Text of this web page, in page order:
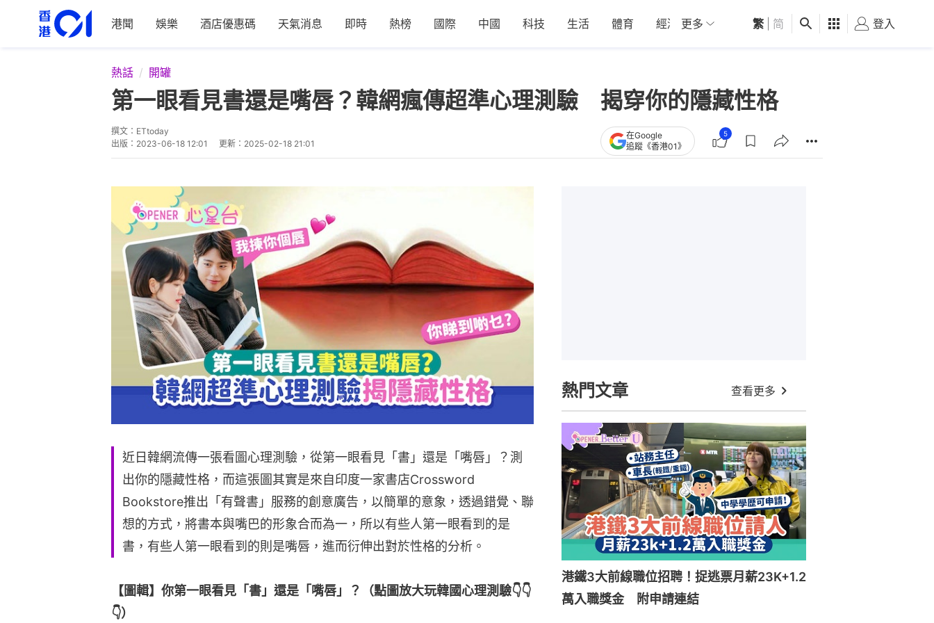
港聞 娛樂 酒店優惠碼 天氣消息 即時 熱榜 國際 中國 科技 生活 體育 經濟 01深圳 觀點 健康 好食玩飛
更多 繁 简 登入
熱話 開罐
第一眼看見書還是嘴唇？韓網瘋傳超準心理測驗 揭穿你的隱藏性格
撰文： ETtoday
出版： 2023-06-18 12:01 更新： 2025-02-18 21:01
在Google
追蹤《香港01》
5
近日韓網流傳一張看圖心理測驗，從第一眼看見「書」還是「嘴唇」？測
出你的隱藏性格，而這張圖其實是來自印度一家書店Crossword
Bookstore推出「有聲書」服務的創意廣告，以簡單的意象，透過錯覺、聯
想的方式，將書本與嘴巴的形象合而為一，所以有些人第一眼看到的是
書，有些人第一眼看到的則是嘴唇，進而衍伸出對於性格的分析。
【圖輯】你第一眼看見「書」還是「嘴唇」？（點圖放大玩韓國心理測驗👇👇
👇）
熱門文章 查看更多
港鐵3大前線職位招聘！捉逃票月薪23K+1.2
萬入職獎金 附申請連結